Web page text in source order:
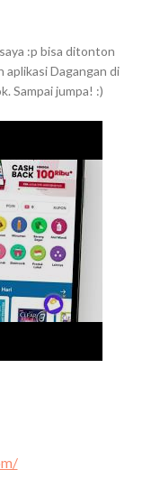
:p bisa ditonton
Dagangan di
Sampai jumpa! :)